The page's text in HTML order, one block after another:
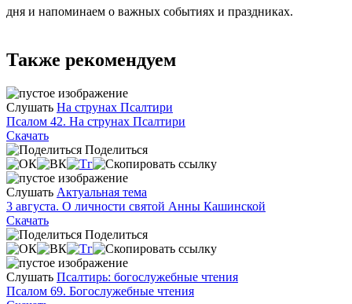
дня и напоминаем о важных событиях и праздниках.
Также рекомендуем
Слушать На струнах Псалтири
Псалом 42. На струнах Псалтири
Скачать
Поделиться
Слушать Актуальная тема
3 августа. О личности святой Анны Кашинской
Скачать
Поделиться
Слушать Псалтирь: богослужебные чтения
Псалом 69. Богослужебные чтения